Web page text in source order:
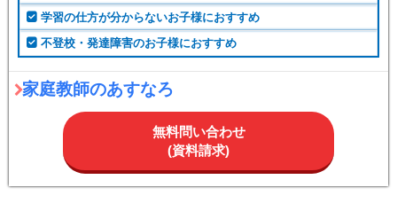
学習の仕方が分からないお子様におすすめ
不登校・発達障害のお子様におすすめ
家庭教師のあすなろ
無料問い合わせ
(資料請求)